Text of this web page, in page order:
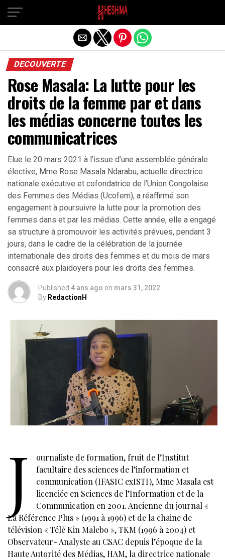
DECOUVERTE
Rose Masala: La lutte pour les
droits de la femme par et dans
les médias concerne toutes les
communicatrices
Elue le 20 mars 2021 à l’issue d’une assemblée générale
élective, Mme Rose Masala Ndarabu, actuelle directrice
nationale exécutive et cofondatrice de l’Union Congolaise
des Femmes des Médias (Ucofem), a réaffirmé son
engagement à poursuivre la lutte pour la promotion des
femmes dans et par les médias. Cette année, elle a engagé
sa structure à promouvoir les activités prévues, pendant 3
jours, dans le cadre de la célébration de la journée
internationale des droits des femmes et du mois de mars
consacré aux plaidoyers pour les droits des femmes.
Published 4 ans ago on mars 31, 2022
By RedactionH
J
ournaliste de formation, fruit de l’Institut
facultaire des sciences de l’information et
communication (IFASIC exISTI), Mme Masala est
licenciée en Sciences de l’Information et de la
Communication en 2001. Ancienne du journal «
La Référence Plus » (1991 à 1996) et de la chaine de
télévision « Télé Kin Malebo », TKM (1996 à 2004) et
Observateur- Analyste au CSAC depuis l’époque de la
Haute Autorité des Médias, HAM, la directrice nationale
Quitter la version mobile